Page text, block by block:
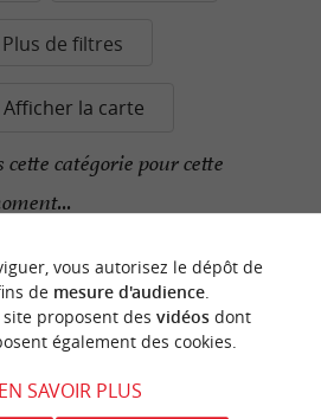
Plus de filtres
Afficher la carte
catégorie pour cette
n
o
t
r
e
c
o
u
p
d
e
c
o
e
u
r
vous autorisez le dépôt de
de mesure d'audience.
proposent des vidéosdont
également des cookies.
EN SAVOIR PLUS